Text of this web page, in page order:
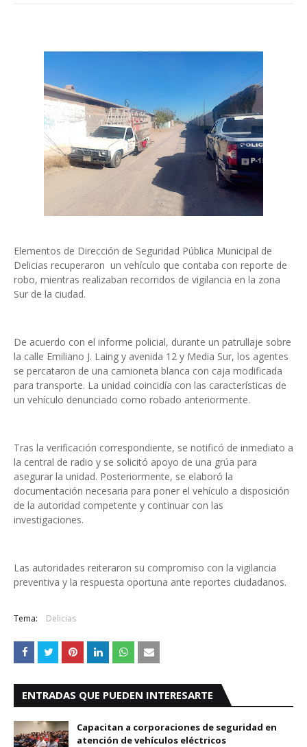
Elementos de Dirección de Seguridad Pública Municipal de
Delicias recuperaron un vehículo que contaba con reporte de
robo, mientras realizaban recorridos de vigilancia en la zona
Sur de la ciudad.
De acuerdo con el informe policial, durante un patrullaje sobre
la calle Emiliano J. Laing y avenida 12 y Media Sur, los agentes
se percataron de una camioneta blanca con caja modificada
para transporte. La unidad coincidía con las características de
un vehículo denunciado como robado anteriormente.
Tras la verificación correspondiente, se notificó de inmediato a
la central de radio y se solicitó apoyo de una grúa para
asegurar la unidad. Posteriormente, se elaboró la
documentación necesaria para poner el vehículo a disposición
de la autoridad competente y continuar con las
investigaciones.
Las autoridades reiteraron su compromiso con la vigilancia
preventiva y la respuesta oportuna ante reportes ciudadanos.
Tema: Delicias
ENTRADAS QUE PUEDEN INTERESARTE
Capacitan a corporaciones de seguridad en
atención de vehículos eléctricos